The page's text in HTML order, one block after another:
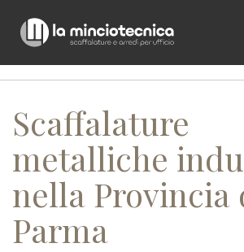
Home/ Scaffalature metalliche industriali nella
Scaffalature
metalliche
nella Provincia
Parma